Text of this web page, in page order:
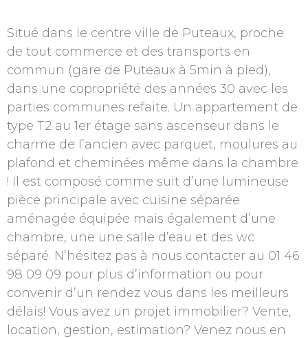
Situé dans le centre ville de Puteaux, proche
de tout commerce et des transports en
commun (gare de Puteaux à 5min à pied),
dans une copropriété des années 30 avec les
parties communes refaite. Un appartement de
type T2 au 1er étage sans ascenseur dans le
charme de l’ancien avec parquet, moulures au
plafond et cheminées même dans la chambre
! Il est composé comme suit d’une lumineuse
pièce principale avec cuisine séparée
aménagée équipée mais également d’une
chambre, une une salle d’eau et des wc
séparé. N’hésitez pas à nous contacter au 01 46
98 09 09 pour plus d’information ou pour
convenir d’un rendez vous dans les meilleurs
délais! Vous avez un projet immobilier? Vente,
location, gestion, estimation? Venez nous en